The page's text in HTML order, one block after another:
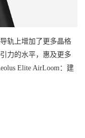
轨上增加了更多晶格
力的水平，惠及更多
Elite AirLoom：建